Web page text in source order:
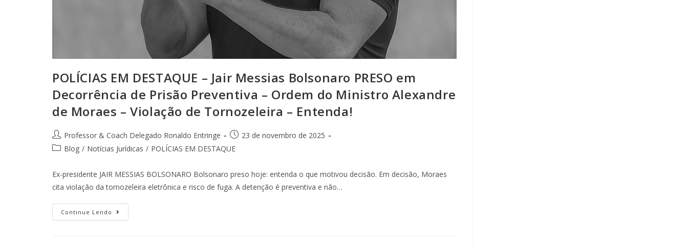
POLÍCIAS EM DESTAQUE – Jair Messias Bolsonaro PRESO em
Decorrência de Prisão Preventiva – Ordem do Ministro Alexandre
de Moraes – Violação de Tornozeleira – Entenda!
Professor & Coach Delegado Ronaldo Entringe
23 de novembro de 2025
Blog / Notícias Jurídicas / POLÍCIAS EM DESTAQUE
Ex-presidente JAIR MESSIAS BOLSONARO Bolsonaro preso hoje: entenda o que motivou decisão. Em decisão, Moraes
cita violação da tornozeleira eletrônica e risco de fuga. A detenção é preventiva e não…
Continue Lendo